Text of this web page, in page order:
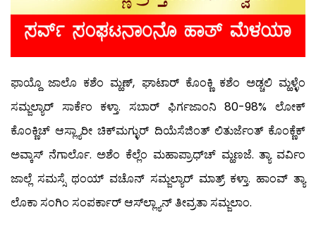
ಫಾಯ್ದೊ ಜಾಲೊ ಕಶೆಂ ಮ್ಹಣ್, ಘಾಟಾರ್ ಕೊಂಕ್ಣಿ ಕಶೆಂ ಅಡ್ಚಲಿ ಮ್ಹಳ್ಳೆಂ
ಸಮ್ಜಲ್ಯಾರ್ ಸಾರ್ಕೆಂ ಕಳ್ತಾ. ಸಬಾರ್ ಫಿರ್ಗಜಾಂನಿ 80-98% ಲೋಕ್
ಕೊಂಕ್ಣಿಚ್ ಆಸ್ಲ್ಯಾರೀ ಚಿಕ್‍ಮಗ್ಳುರ್ ದಿಯೆಸೆಜಿಂತ್ ಲಿತುರ್ಜೆಂತ್ ಕೊಂಕ್ಣೆಕ್
ಅವ್ಕಾಸ್ ನೆಗಾರ್ಲೊ. ಅಶೆಂ ಕೆಲ್ಲೆಂ ಮಹಾಪ್ರಾಧ್‍ಚ್ ಮ್ಹಣಜೆ. ತ್ಯಾ ವರ್ವಿಂ
ಜಾಲ್ಲೆ ಸಮಸ್ಸೆ ಥಂಯ್ ವಚೊನ್ ಸಮ್ಜಲ್ಯಾರ್ ಮಾತ್ರ್ ಕಳ್ತಾ. ಹಾಂವ್ ತ್ಯಾ
ಲೊಕಾ ಸಂಗಿಂ ಸಂಪರ್ಕಾರ್ ಆಸ್‍ಲ್ಲ್ಯಾನ್ ತೀವ್ರತಾ ಸಮ್ಜಲಾಂ.